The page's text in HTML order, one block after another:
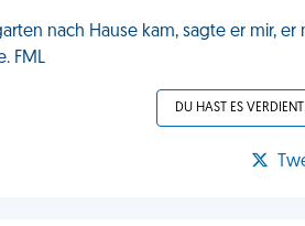
nach Hause kam, sagte er mir, er
FML
DU HAST ES VERDIENT